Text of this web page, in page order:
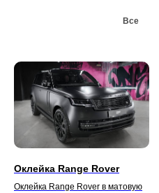
Все
Оклейка Range Rover
Оклейка Range Rover в матовую